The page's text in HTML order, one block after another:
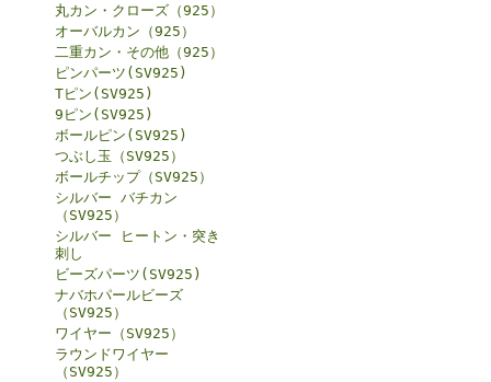
丸カン・クローズ（925）
オーバルカン（925）
二重カン・その他（925）
ピンパーツ(SV925)
Tピン(SV925)
9ピン(SV925)
ボールピン(SV925)
つぶし玉（SV925）
ボールチップ（SV925）
シルバー バチカン
（SV925）
シルバー ヒートン・突き
刺し
ビーズパーツ(SV925)
ナバホパールビーズ
（SV925）
ワイヤー（SV925）
ラウンドワイヤー
（SV925）